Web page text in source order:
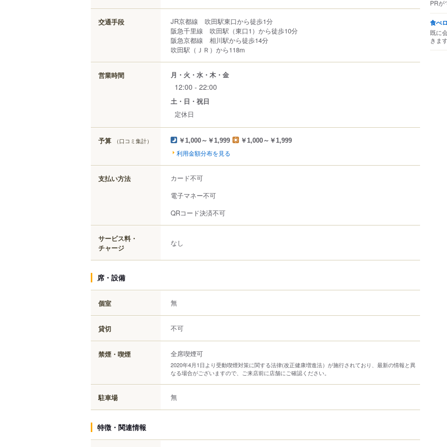
交通手段
JR京都線 吹田駅東口から徒歩1分
阪急千里線 吹田駅（東口1）から徒歩10分
阪急京都線 相川駅から徒歩14分
吹田駅（ＪＲ）から118m
営業時間 月・火・水・木・金
12:00 - 22:00
土・日・祝日
定休日
予算 （口コミ集計） ￥1,000～￥1,999 ￥1,000～￥1,999
利用金額分布を見る
支払い方法
カード不可
電子マネー不可
QRコード決済不可
サービス料・
チャージ
なし
席・設備
個室 無
貸切 不可
禁煙・喫煙 全席喫煙可
2020年4月1日より受動喫煙対策に関する法律(改正健康増進法）が施行されており、最新の情報と異
なる場合がございますので、ご来店前に店舗にご確認ください。
駐車場 無
特徴・関連情報
PRが
食べ
既に
きま